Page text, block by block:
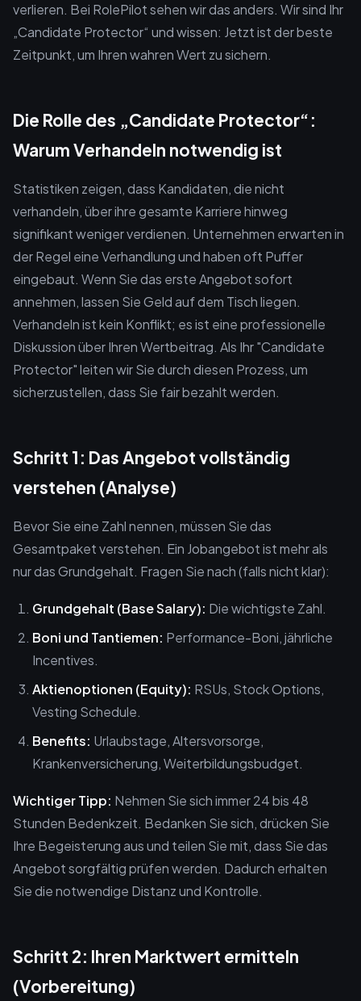
verlieren. Bei RolePilot sehen wir das anders. Wir sind Ihr
„Candidate Protector“ und wissen: Jetzt ist der beste
Zeitpunkt, um Ihren wahren Wert zu sichern.
Die Rolle des „Candidate Protector“:
Warum Verhandeln notwendig ist
Statistiken zeigen, dass Kandidaten, die nicht
verhandeln, über ihre gesamte Karriere hinweg
signifikant weniger verdienen. Unternehmen erwarten in
der Regel eine Verhandlung und haben oft Puffer
eingebaut. Wenn Sie das erste Angebot sofort
annehmen, lassen Sie Geld auf dem Tisch liegen.
Verhandeln ist kein Konflikt; es ist eine professionelle
Diskussion über Ihren Wertbeitrag. Als Ihr "Candidate
Protector" leiten wir Sie durch diesen Prozess, um
sicherzustellen, dass Sie fair bezahlt werden.
Schritt 1: Das Angebot vollständig
verstehen (Analyse)
Bevor Sie eine Zahl nennen, müssen Sie das
Gesamtpaket verstehen. Ein Jobangebot ist mehr als
nur das Grundgehalt. Fragen Sie nach (falls nicht klar):
Grundgehalt (Base Salary): Die wichtigste Zahl.
Boni und Tantiemen: Performance-Boni, jährliche
Incentives.
Aktienoptionen (Equity): RSUs, Stock Options,
Vesting Schedule.
Benefits: Urlaubstage, Altersvorsorge,
Krankenversicherung, Weiterbildungsbudget.
Wichtiger Tipp: Nehmen Sie sich immer 24 bis 48
Stunden Bedenkzeit. Bedanken Sie sich, drücken Sie
Ihre Begeisterung aus und teilen Sie mit, dass Sie das
Angebot sorgfältig prüfen werden. Dadurch erhalten
Sie die notwendige Distanz und Kontrolle.
Schritt 2: Ihren Marktwert ermitteln
(Vorbereitung)